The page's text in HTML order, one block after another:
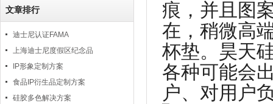
文章排行
迪士尼认证FAMA
上海迪士尼度假区纪念品
IP形象定制方案
食品IP衍生品定制方案
硅胶多色解决方案
痕，并且图
在，稍微高
杯垫。昊天
各种可能会
户、对用户